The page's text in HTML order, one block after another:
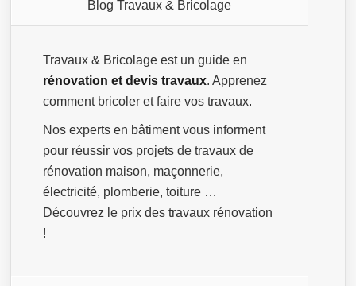
Blog Travaux & Bricolage
Travaux & Bricolage est un guide en
rénovation et devis travaux. Apprenez
comment bricoler et faire vos travaux.
Nos experts en bâtiment vous informent
pour réussir vos projets de travaux de
rénovation maison, maçonnerie,
électricité, plomberie, toiture …
Découvrez le prix des travaux rénovation
!